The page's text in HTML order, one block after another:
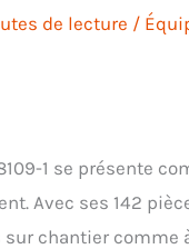
de lecture /
1 se présente
Avec ses 142
chantier